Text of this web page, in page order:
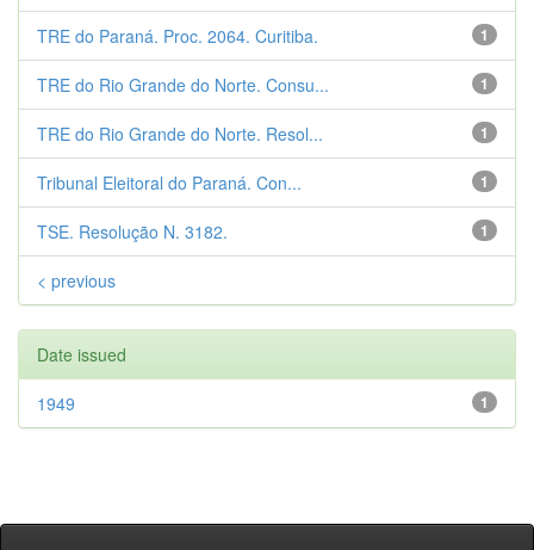
1
TRE do Paraná. Proc. 2064. Curitiba.
1
TRE do Rio Grande do Norte. Consu...
1
TRE do Rio Grande do Norte. Resol...
1
Tribunal Eleitoral do Paraná. Con...
1
TSE. Resolução N. 3182.
< previous
Date issued
1
1949